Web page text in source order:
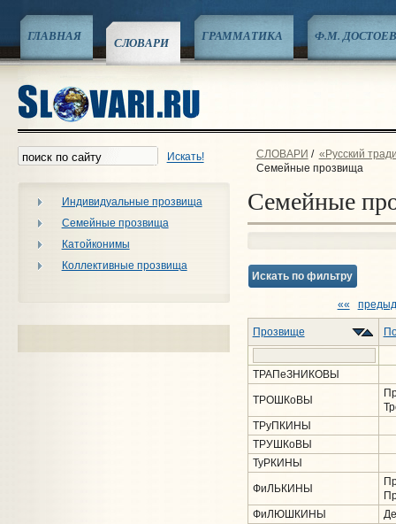
ГЛАВНАЯ СЛОВАРИ ГРАММАТИКА Ф.М.
Искать!
Индивидуальные прозвища
Семейные прозвища
Катойконимы
Коллективные прозвища
СЛОВАРИ / «Русский
Семейные прозвища
Семейные
Искать по фильтру
««
Прозвище
ТРАПеЗНИКОВЫ
ТРОШКоВЫ
ТРуПКИНЫ
ТРУШКоВЫ
ТуРКИНЫ
ФиЛЬКИНЫ
ФиЛЮШКИНЫ